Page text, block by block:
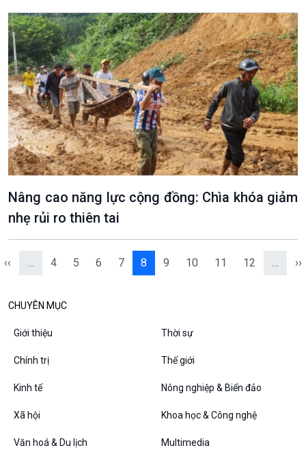
VOV1 đặc biệt
Thanh âm ký sự
Chân dung cuộc sống
Các chương trình đặc biệt
Nâng cao năng lực cộng đồng: Chìa khóa giảm
nhẹ rủi ro thiên tai
‹‹ … 4 5 6 7 8 9 10 11 12 … ››
CHUYÊN MỤC
Giới thiệu Thời sự
Chính trị Thế giới
Kinh tế Nông nghiệp & Biển đảo
Xã hội Khoa học & Công nghệ
Văn hoá & Du lịch Multimedia